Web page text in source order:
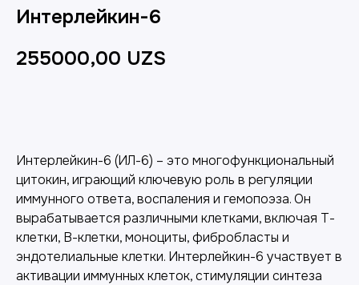
Интерлейкин-6
255000,00 UZS
Интерлейкин-6 (ИЛ-6) – это многофункциональный
цитокин, играющий ключевую роль в регуляции
иммунного ответа, воспаления и гемопоэза. Он
вырабатывается различными клетками, включая Т-
клетки, В-клетки, моноциты, фибробласты и
эндотелиальные клетки. Интерлейкин-6 участвует в
активации иммунных клеток, стимуляции синтеза